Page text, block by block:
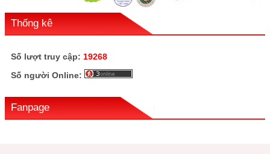
Thống kê
Số lượt truy cập: 19268
Số người Online:
Fanpage